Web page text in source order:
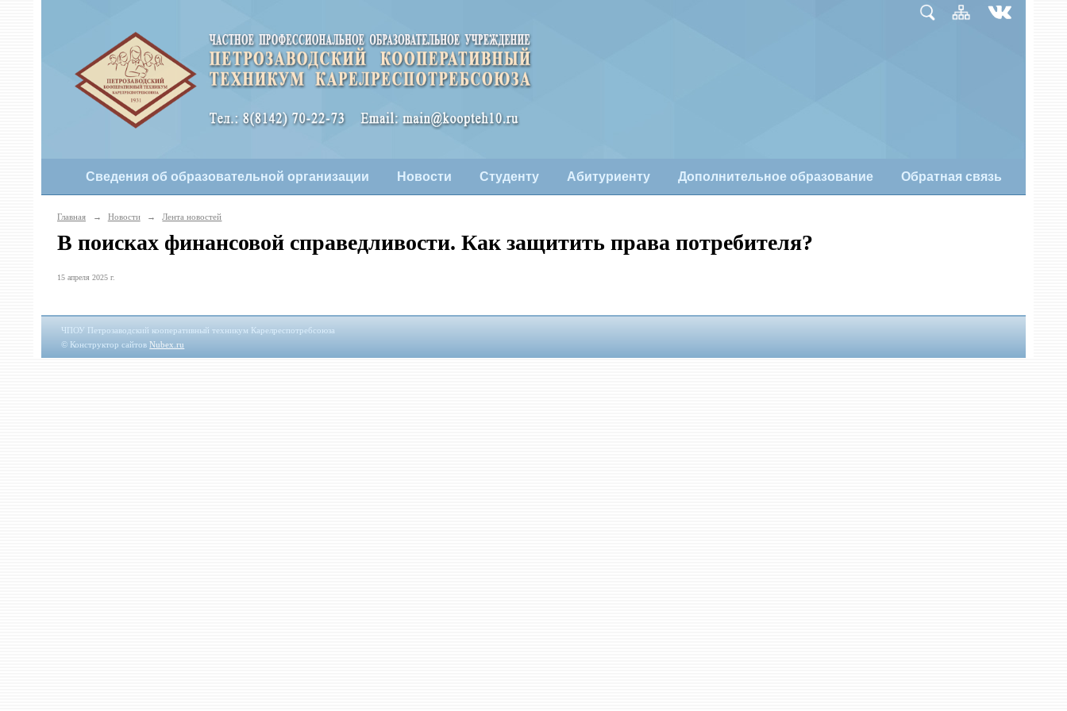
Сведения об образовательной организации Новости Студенту Абитуриенту Дополнительное образование Обратная связь
Главная → Новости → Лента новостей
В поисках финансовой справедливости. Как защитить права потребителя?
15 апреля 2025 г.
ЧПОУ Петрозаводский кооперативный техникум Карелреспотребсоюза
© Конструктор сайтовNubex.ru